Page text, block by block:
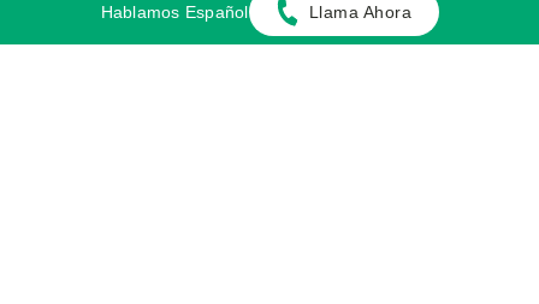
CONOZCA LOS CASOS QUE
MANEJAMOS
Hablamos Español Llama Ahora